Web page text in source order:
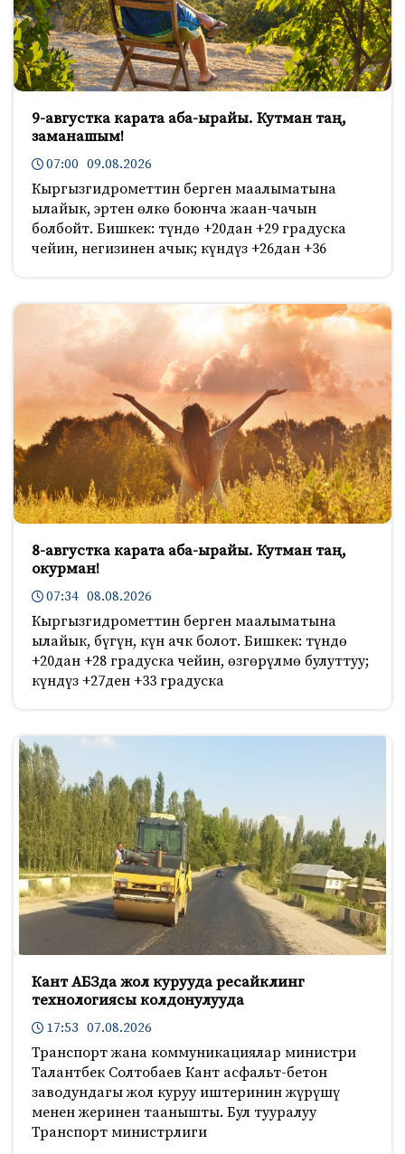
9-августка карата аба-ырайы. Кутман таң,
заманашым!
07:00 09.08.2026
Кыргызгидрометтин берген маалыматына
ылайык, эртен өлкө боюнча жаан-чачын
болбойт. Бишкек: түндө +20дан +29 градуска
чейин, негизинен ачык; күндүз +26дан +36
8-августка карата аба-ырайы. Кутман таң,
окурман!
07:34 08.08.2026
Кыргызгидрометтин берген маалыматына
ылайык, бүгүн, күн ачк болот. Бишкек: түндө
+20дан +28 градуска чейин, өзгөрүлмө булуттуу;
күндүз +27ден +33 градуска
Кант АБЗда жол курууда ресайклинг
технологиясы колдонулууда
17:53 07.08.2026
Транспорт жана коммуникациялар министри
Талантбек Солтобаев Кант асфальт-бетон
заводундагы жол куруу иштеринин жүрүшү
менен жеринен таанышты. Бул тууралуу
Транспорт министрлиги